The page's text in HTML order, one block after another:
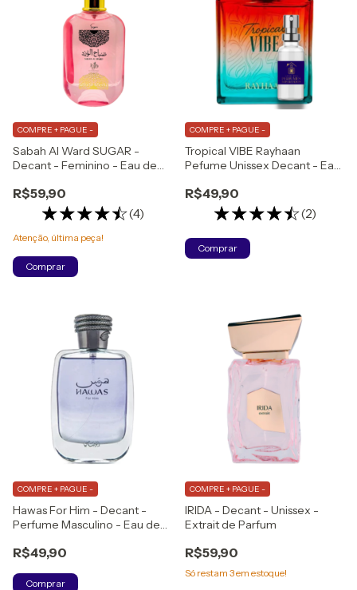
Sabah Al Ward SUGAR -
Decant - Feminino - Eau de
R$59,90
(4)
COMPRE + PAGUE -
Atenção, última peça!
Comprar
Tropical VIBE Rayhaan
Pefume Unissex Decant - Eau
R$49,90
(2)
COMPRE + PAGUE -
Comprar
Hawas For Him - Decant -
Perfume Masculino - Eau de
R$49,90
COMPRE + PAGUE -
Comprar
IRIDA - Decant - Unissex -
Extrait de Parfum
R$59,90
COMPRE + PAGUE -
Só restam 3em estoque!